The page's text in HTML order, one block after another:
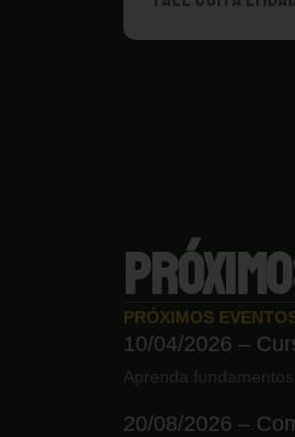
PRÓXIMOS
10/04/2026 –
Aprenda
20/08/2026 –